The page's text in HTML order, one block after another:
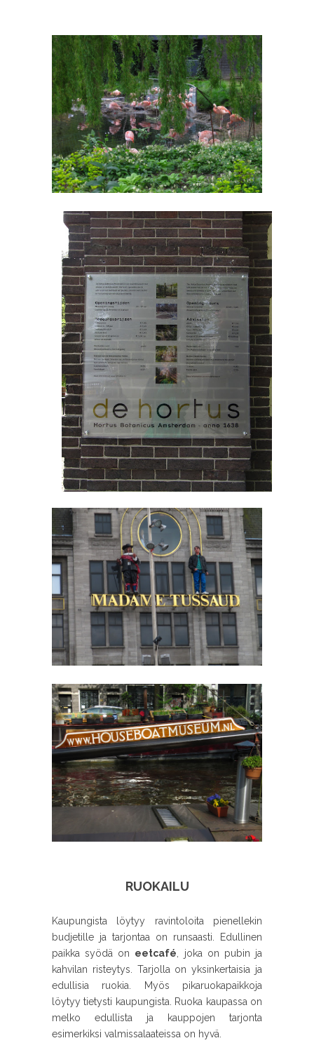
RUOKAILU
Kaupungista löytyy ravintoloita pienellekin
budjetille ja tarjontaa on runsaasti. Edullinen
paikka syödä on eetcafé , joka on pubin ja
kahvilan risteytys. Tarjolla on yksinkertaisia ja
edullisia ruokia. Myös pikaruokapaikkoja
löytyy tietysti kaupungista. Ruoka kaupassa on
melko edullista ja kauppojen tarjonta
esimerkiksi valmissalaateissa on hyvä.